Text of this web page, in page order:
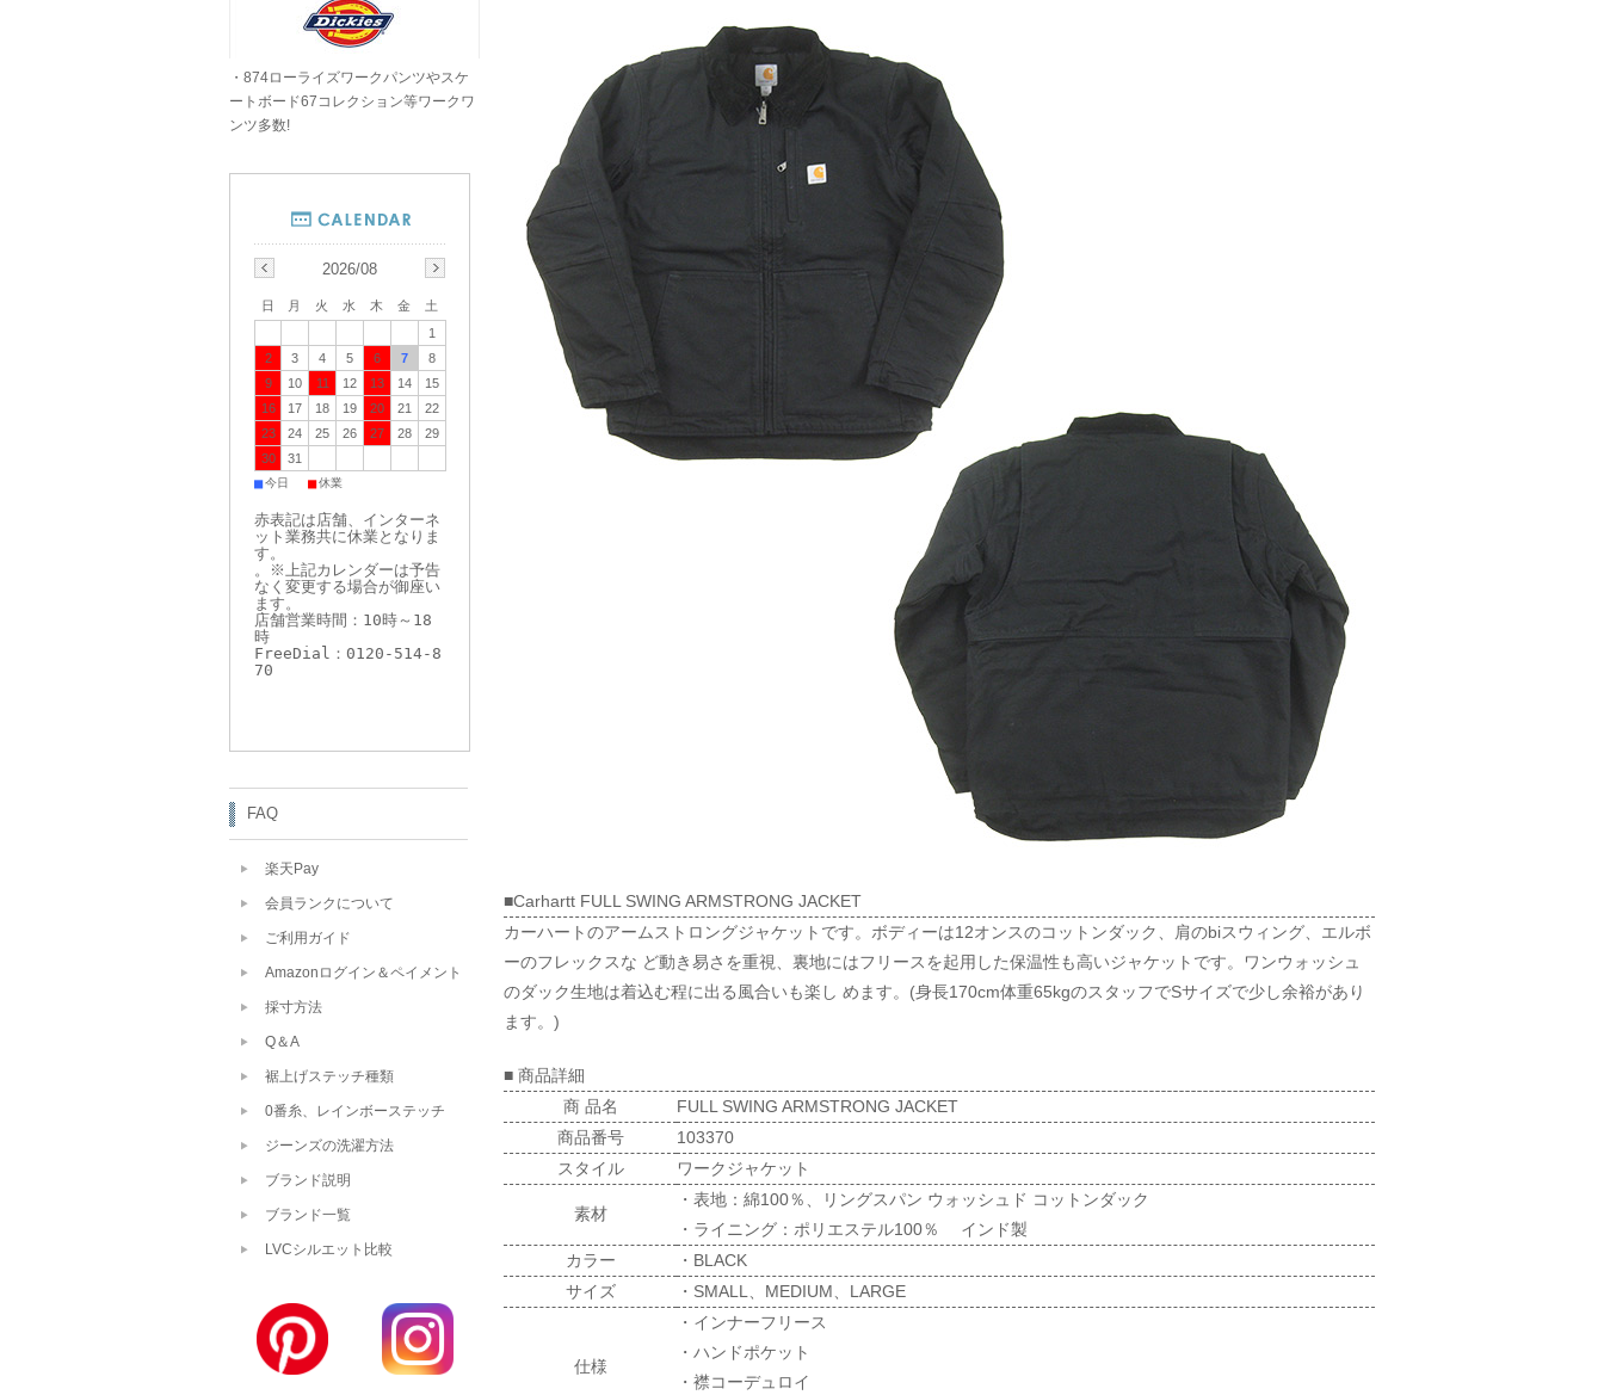
■Carhartt FULL SWING ARMSTRONG JACKET
カーハートのアームストロングジャケットです。ボディーは12オンスのコットンダック、肩のbiスウィング、エルボ
ーのフレックスな ど動き易さを重視、裏地にはフリースを起用した保温性も高いジャケットです。ワンウォッシュ
のダック生地は着込む程に出る風合いも楽し めます。(身長170cm体重65kgのスタッフでSサイズで少し余裕があり
ます。)
■ 商品詳細
商 品名
FULL SWING ARMSTRONG JACKET
商品番号
103370
スタイル
ワークジャケット
素材
・表地：綿100％、リングスパン ウォッシュド コットンダック
・ライニング：ポリエステル100％ インド製
カラー
・BLACK
サイズ
・SMALL、MEDIUM、LARGE
仕様
・インナーフリース
・ハンドポケット
・襟コーデュロイ
・874ローライズワークパンツやスケ
ートボード67コレクション等ワークワ
ンツ多数!
2026/08
日 月 火 水 木 金
土
1
2
3 4 5 6 7
8
9
10 11 12 13 14
15
16
17 18 19 20 21
22
23
24 25 26 27 28
29
30
31
■今日 ■休業
赤表記は店舗、インターネ
ット業務共に休業となりま
す。
。※上記カレンダーは予告
なく変更する場合が御座い
ます。
店舗営業時間：10時～18
時
FreeDial：0120-514-8
70
FAQ
楽天Pay
会員ランクについて
ご利用ガイド
Amazonログイン＆ペイメント
採寸方法
Q＆A
裾上げステッチ種類
0番糸、レインボーステッチ
ジーンズの洗濯方法
ブランド説明
ブランド一覧
LVCシルエット比較